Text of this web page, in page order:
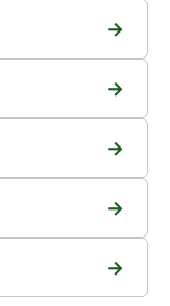
→
→
→
→
→